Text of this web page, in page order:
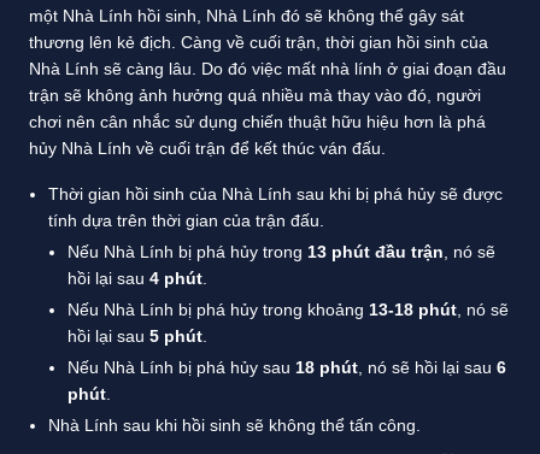
một Nhà Lính hồi sinh, Nhà Lính đó sẽ không thể gây sát
thương lên kẻ địch. Càng về cuối trận, thời gian hồi sinh của
Nhà Lính sẽ càng lâu. Do đó việc mất nhà lính ở giai đoạn đầu
trận sẽ không ảnh hưởng quá nhiều mà thay vào đó, người
chơi nên cân nhắc sử dụng chiến thuật hữu hiệu hơn là phá
hủy Nhà Lính về cuối trận để kết thúc ván đấu.
Thời gian hồi sinh của Nhà Lính sau khi bị phá hủy sẽ được
tính dựa trên thời gian của trận đấu.
Nếu Nhà Lính bị phá hủy trong 13 phút đầu trận , nó sẽ
hồi lại sau 4 phút
Nếu Nhà Lính bị phá hủy trong khoảng 13-18 phút , nó sẽ
hồi lại sau 5 phút
Nếu Nhà Lính bị phá hủy sau 18 phút , nó sẽ hồi lại sau 6
phút
Nhà Lính sau khi hồi sinh sẽ không thể tấn công.